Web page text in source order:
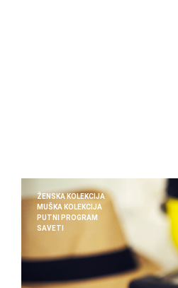
ŽENSKA KOLEKCIJA
MUŠKA KOLEKCIJA
PUTNI PROGRAM
SAVETI